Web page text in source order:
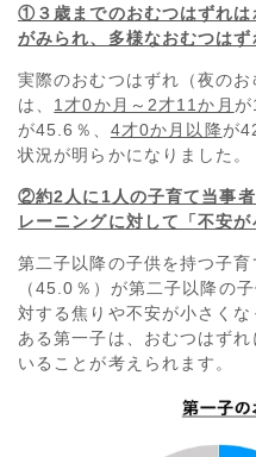
①３歳までのおむつはずれは
がみられ、多様なおむつはず
実際のおむつはずれ（夜の
は、 1才0か月～2才11か月 が
が45.6％、 4才0か月以降が
状況が明らかになりました。
②約2人に1人の子育て当事
レーニングに対して「不安が
第二子以降の子供を持つ子
（45.0％）が第二子以降の
対する焦りや不安が小さく
ある第一子は、おむつはず
いることが考えられます。